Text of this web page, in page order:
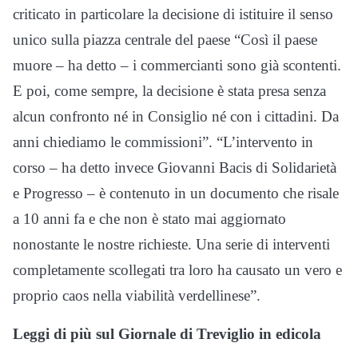
criticato in particolare la decisione di istituire il senso
unico sulla piazza centrale del paese “Così il paese
muore – ha detto – i commercianti sono già scontenti.
E poi, come sempre, la decisione è stata presa senza
alcun confronto né in Consiglio né con i cittadini. Da
anni chiediamo le commissioni”. “L’intervento in
corso – ha detto invece Giovanni Bacis di Solidarietà
e Progresso – è contenuto in un documento che risale
a 10 anni fa e che non è stato mai aggiornato
nonostante le nostre richieste. Una serie di interventi
completamente scollegati tra loro ha causato un vero e
proprio caos nella viabilità verdellinese”.
Leggi di più sul Giornale di Treviglio in edicola